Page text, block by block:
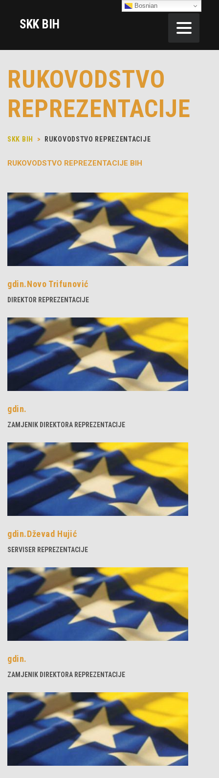
SKK BIH
RUKOVODSTVO
REPREZENTACIJE
SKK BIH > RUKOVODSTVO REPREZENTACIJE
RUKOVODSTVO REPREZENTACIJE BIH
gdin.Novo Trifunović
DIREKTOR REPREZENTACIJE
gdin.
ZAMJENIK DIREKTORA REPREZENTACIJE
gdin.Dževad Hujić
SERVISER REPREZENTACIJE
gdin.
ZAMJENIK DIREKTORA REPREZENTACIJE
Bosnian